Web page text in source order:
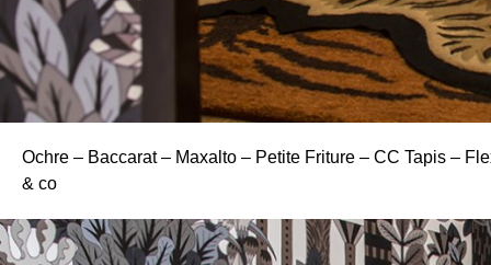
Ochre – Baccarat – Maxalto – Petite Friture – CC Tapis –
& co